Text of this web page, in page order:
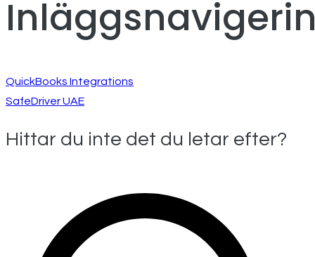
QuickBooks Integrations
SafeDriver UAE
Hittar du inte det du letar efter?